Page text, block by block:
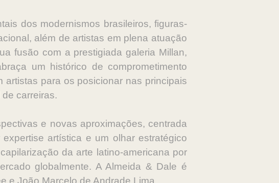
dos modernismos brasileiros, figuras-
além de artistas em plena atuação
fusão com a prestigiada galeria Millan,
um histórico de comprometimento
para os posicionar nas principais
carreiras.
e novas aproximações, centrada
artística e um olhar estratégico
da arte latino-americana por
globalmente. A Almeida & Dale é
e João Marcelo de Andrade Lima.